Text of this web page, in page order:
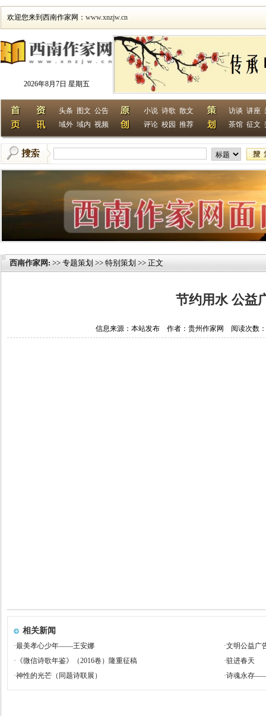
欢迎您来到西南作家网： www.xnzjw.cn
2026年8月7日 星期五
头条 图文 公告
域外 域内 视频
小说 诗歌 散文
评论 校园 推荐
访谈 讲座
茶馆 征文
西南作家网 : >> 专题策划 >> 特别策划 >> 正文
节约用水 公益
信息来源：本站发布 作者：贵州作家网 阅读次数：
相关新闻
·最美孝心少年——王安娜 ·文明公益广
· 《微信诗歌年鉴》（2016卷）隆重征稿 ·驻进春天
·神性的光芒（同题诗联展） ·诗魂永存